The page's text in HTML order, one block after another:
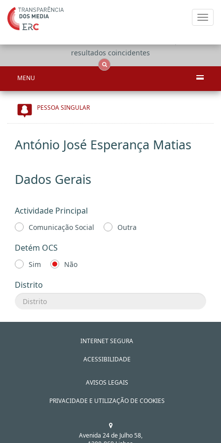
resultados coincidentes
MENU
PESSOA SINGULAR
António José Esperança Matias
Dados Gerais
Actividade Principal
Comunicação Social Outra
Detém OCS
Sim Não
Distrito
INTERNET SEGURA
ACESSIBILIDADE
AVISOS LEGAIS
PRIVACIDADE E UTILIZAÇÃO DE COOKIES
Avenida 24 de Julho 58,